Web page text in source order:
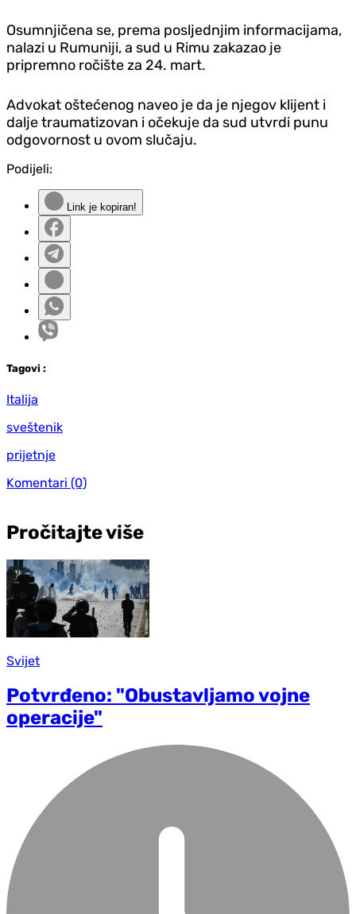
Osumnjičena se, prema posljednjim informacijama,
nalazi u Rumuniji, a sud u Rimu zakazao je
pripremno ročište za 24. mart.
Advokat oštećenog naveo je da je njegov klijent i
dalje traumatizovan i očekuje da sud utvrdi punu
odgovornost u ovom slučaju.
Podijeli:
Link je kopiran!
Tagovi :
Italija
sveštenik
prijetnje
Komentari (0)
Pročitajte više
Svijet
Potvrđeno: "Obustavljamo vojne
operacije"